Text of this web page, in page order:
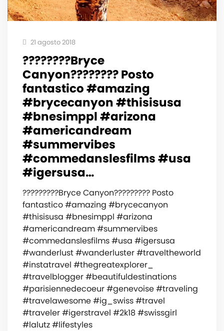
21 agosto 2018
????????Bryce
Canyon???????? Posto
fantastico #amazing
#brycecanyon #thisisusa
#bnesimppl #arizona
#americandream
#summervibes
#commedanslesfilms #usa
#igersusa…
?????????Bryce Canyon????????? Posto
fantastico #amazing #brycecanyon
#thisisusa #bnesimppl #arizona
#americandream #summervibes
#commedanslesfilms #usa #igersusa
#wanderlust #wanderluster #traveltheworld
#instatravel #thegreatexplorer_
#travelblogger #beautifuldestinations
#parisiennedecoeur #genevoise #traveling
#travelawesome #ig_swiss #travel
#traveler #igerstravel #2k18 #swissgirl
#lalutz #lifestyles